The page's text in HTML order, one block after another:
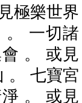
極樂世界
。 一切諸
。 或見
。 七寶宮
。 或見